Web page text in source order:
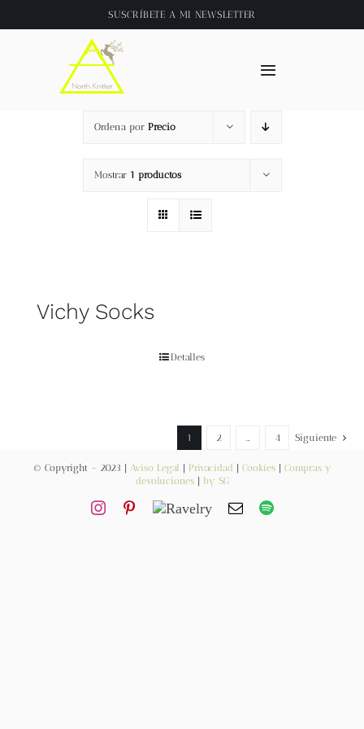
al
SUSCRÍBETE A MI NEWSLETTER
Toggle
Inicio
About
Tienda
Newsletter
Carrito
Ordena por Precio
Mostrar 1 productos
Vichy Socks
Detalles
1 2 … 4 Siguiente
© Copyright – 2023 | Aviso Legal Privacidad Cookies| Compras y
devoluciones| by SG